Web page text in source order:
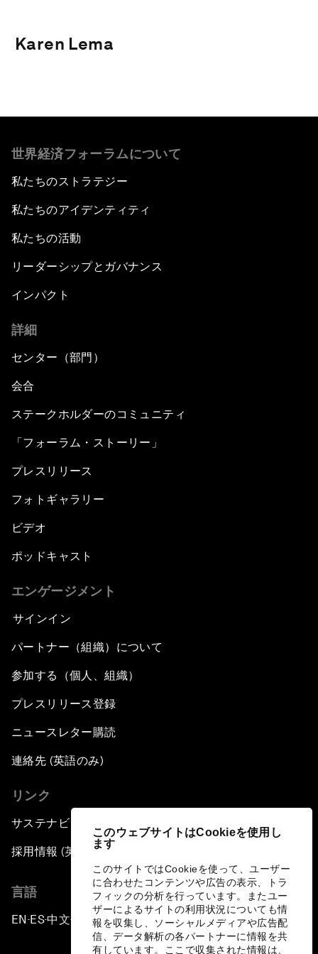
このウェブサイトはCookieを使用し
ます
このサイトではCookieを使って、ユーザー
に合わせたコンテンツや広告の表示、トラ
フィックの分析を行っています。またユー
ザーによるサイトの利用状況についても情
報を収集し、ソーシャルメディアや広告配
信、データ解析の各パートナーに情報を共
有しています。ここで収集された情報は、
Karen Lema
世界経済フォーラムについて
私たちのストラテジー
私たちのアイデンティティ
私たちの活動
リーダーシップとガバナンス
インパクト
詳細
センター（部門）
会合
ステークホルダーのコミュニティ
「フォーラム・ストーリー」
プレスリリース
フォトギャラリー
ビデオ
ポッドキャスト
エンゲージメント
サインイン
パートナー（組織）について
参加する（個人、組織）
プレスリリース登録
ニュースレター購読
連絡先 (英語のみ)
リンク
サステナビリティへの取り組み
採用情報 (英語のみ)
言語
EN ▪ES▪中文▪ 日本語